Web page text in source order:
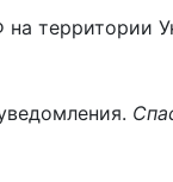
территории